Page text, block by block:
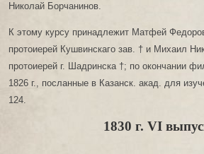
Николай Борчанинов.
К этому курсу принадлежит Матфей
протоиерей Кушвинскаго зав. † и Михаил
протоиерей г. Шадринска †; по окончании
1826 г., посланные в Казанск. акад. для
124.
1830 г. VI